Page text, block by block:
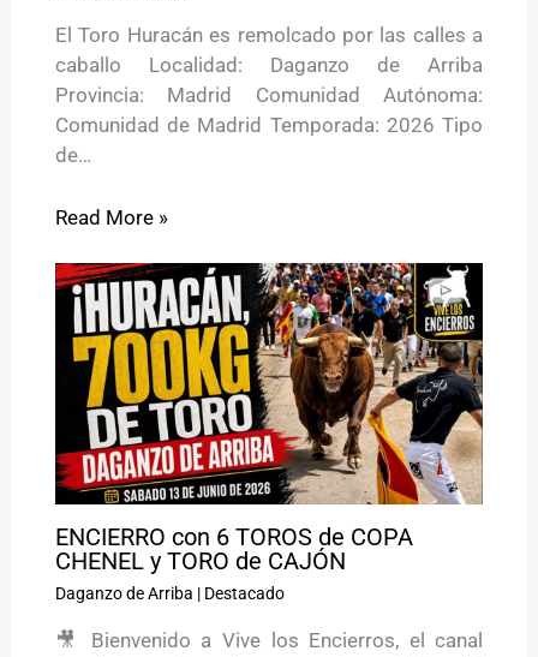
El Toro Huracán es remolcado por las calles a
caballo Localidad: Daganzo de Arriba
Provincia: Madrid Comunidad Autónoma:
Comunidad de Madrid Temporada: 2026 Tipo
de…
Read More »
ENCIERRO con 6 TOROS de COPA
CHENEL y TORO de CAJÓN
Daganzo de Arriba | Destacado
🎥 Bienvenido a Vive los Encierros, el canal